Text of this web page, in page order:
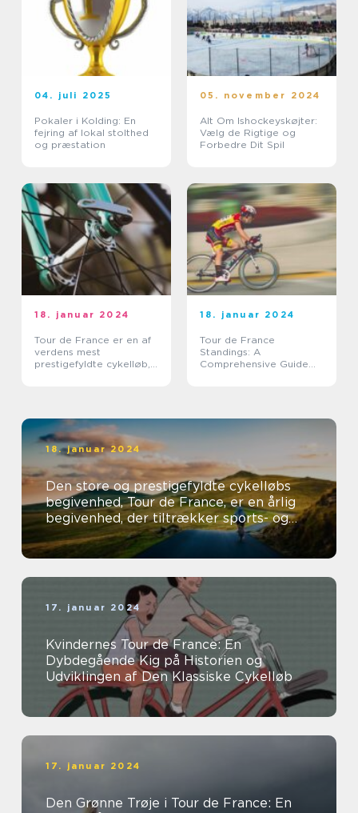
04. juli 2025
Pokaler i Kolding: En
fejring af lokal stolthed
og præstation
05. november 2024
Alt Om Ishockeyskøjter:
Vælg de Rigtige og
Forbedre Dit Spil
18. januar 2024
Tour de France er en af
verdens mest
prestigefyldte cykelløb,
18. januar 2024
Tour de France
Standings: A
Comprehensive Guide
18. januar 2024
Den store og prestigefyldte cykelløbs
begivenhed, Tour de France, er en årlig
begivenhed, der tiltrækker sports- og
fritidsentusiaster fra hele verden...
17. januar 2024
Kvindernes Tour de France: En
Dybdegående Kig på Historien og
Udviklingen af Den Klassiske Cykelløb
17. januar 2024
Den Grønne Trøje i Tour de France: En